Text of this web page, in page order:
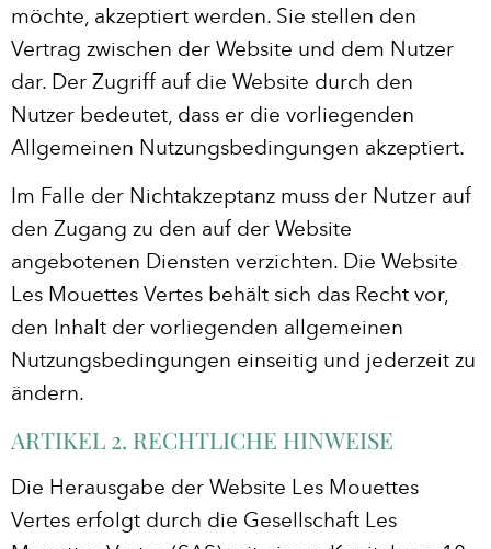
möchte, akzeptiert werden. Sie stellen den
Vertrag zwischen der Website und dem Nutzer
dar. Der Zugriff auf die Website durch den
Nutzer bedeutet, dass er die vorliegenden
Allgemeinen Nutzungsbedingungen akzeptiert.
Im Falle der Nichtakzeptanz muss der Nutzer auf
den Zugang zu den auf der Website
angebotenen Diensten verzichten. Die Website
Les Mouettes Vertes behält sich das Recht vor,
den Inhalt der vorliegenden allgemeinen
Nutzungsbedingungen einseitig und jederzeit zu
ändern.
ARTIKEL 2. RECHTLICHE HINWEISE
Die Herausgabe der Website Les Mouettes
Vertes erfolgt durch die Gesellschaft Les